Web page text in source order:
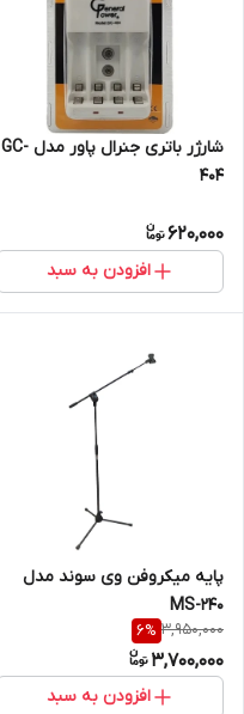
شارژر باتری جنرال پاور مدل GC-
404
620,000
افزودن به سبد
پایه میکروفن وی سوند مدل
MS-240
3,950,000
6%
3,700,000
افزودن به سبد